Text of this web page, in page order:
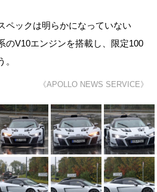
ペックは明らかになっていない
のV10エンジンを搭載し、限定100
《APOLLO NEWS SERVICE》